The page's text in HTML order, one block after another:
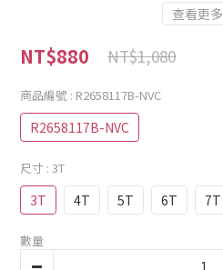
查看更多
NT$880 NT$1,080
商品編號 : R2658117B-NVC
R2658117B-NVC
尺寸 : 3T
3T 4T 5T 6T 7T
數量